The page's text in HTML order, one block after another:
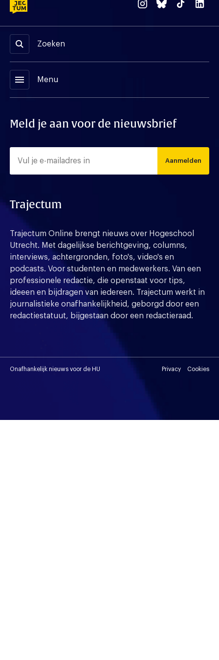
Zoeken
menu Menu
Meld je aan voor de nieuwsbrief
Aanmelden
Trajectum
Trajectum Online brengt nieuws over Hogeschool
Utrecht. Met dagelijkse berichtgeving, columns,
interviews, achtergronden, foto's, video's en
podcasts. Voor studenten en medewerkers. Van een
professionele redactie, die openstaat voor tips,
ideeen en bijdragen van iedereen. Trajectum werkt in
journalistieke onafhankelijkheid, geborgd door een
redactiestatuut, bijgestaan door een redactieraad.
Onafhankelijk nieuws voor de HU Privacy Cookies